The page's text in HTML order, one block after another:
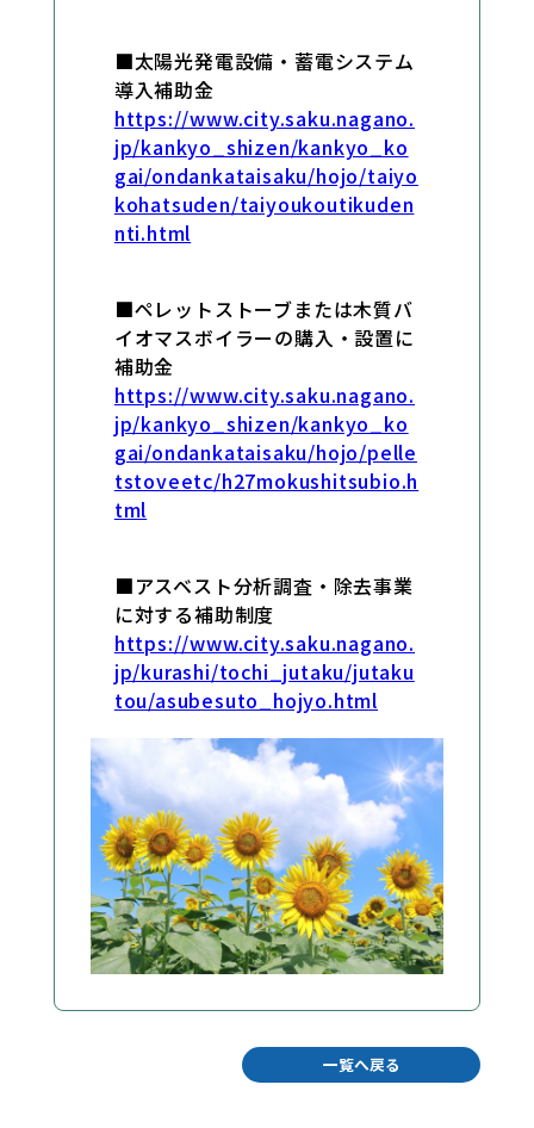
■太陽光発電設備・蓄電システム
導入補助金
https://www.city.saku.nagano.
jp/kankyo_shizen/kankyo_ko
gai/ondankataisaku/hojo/taiyo
kohatsuden/taiyoukoutikuden
nti.html
■ペレットストーブまたは木質バ
イオマスボイラーの購入・設置に
補助金
https://www.city.saku.nagano.
jp/kankyo_shizen/kankyo_ko
gai/ondankataisaku/hojo/pelle
tstoveetc/h27mokushitsubio.h
tml
■アスベスト分析調査・除去事業
に対する補助制度
https://www.city.saku.nagano.
jp/kurashi/tochi_jutaku/jutaku
tou/asubesuto_hojyo.html
一覧へ戻る